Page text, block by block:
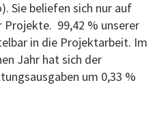
Sie beliefen sich nur auf
Projekte. 99,42 % unserer
in die Projektarbeit. Im
Jahr hat sich der
um 0,33 %